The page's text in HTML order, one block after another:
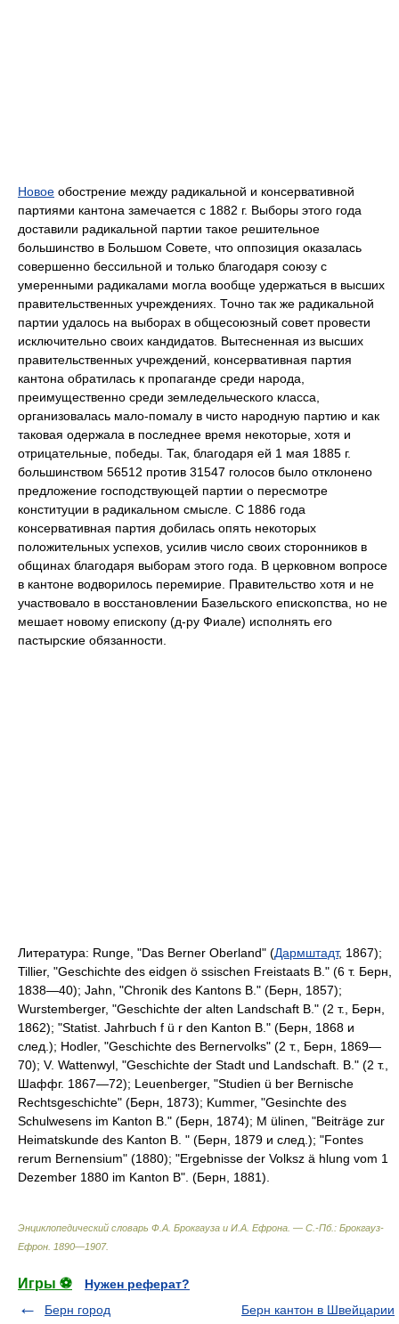
Новое обострение между радикальной и консервативной
партиями кантона замечается с 1882 г. Выборы этого года
доставили радикальной партии такое решительное
большинство в Большом Совете, что оппозиция оказалась
совершенно бессильной и только благодаря союзу с
умеренными радикалами могла вообще удержаться в высших
правительственных учреждениях. Точно так же радикальной
партии удалось на выборах в общесоюзный совет провести
исключительно своих кандидатов. Вытесненная из высших
правительственных учреждений, консервативная партия
кантона обратилась к пропаганде среди народа,
преимущественно среди земледельческого класса,
организовалась мало-помалу в чисто народную партию и как
таковая одержала в последнее время некоторые, хотя и
отрицательные, победы. Так, благодаря ей 1 мая 1885 г.
большинством 56512 против 31547 голосов было отклонено
предложение господствующей партии о пересмотре
конституции в радикальном смысле. С 1886 года
консервативная партия добилась опять некоторых
положительных успехов, усилив число своих сторонников в
общинах благодаря выборам этого года. В церковном вопросе
в кантоне водворилось перемирие. Правительство хотя и не
участвовало в восстановлении Базельского епископства, но не
мешает новому епископу (д-ру Фиале) исполнять его
пастырские обязанности.
Литература: Runge, "Das Berner Oberland" (Дармштадт, 1867);
Tillier, "Geschichte des eidgen ö ssischen Freistaats B." (6 т. Берн,
1838—40); Jahn, "Chronik des Kantons B." (Берн, 1857);
Wurstemberger, "Geschichte der alten Landschaft B." (2 т., Берн,
1862); "Statist. Jahrbuch f ü r den Kanton B." (Берн, 1868 и
след.); Hodler, "Geschichte des Bernervolks" (2 т., Берн, 1869—
70); V. Wattenwyl, "Geschichte der Stadt und Landschaft. B." (2 т.,
Шаффг. 1867—72); Leuenberger, "Studien ü ber Bernische
Rechtsgeschichte" (Берн, 1873); Kummer, "Gesinchte des
Schulwesens im Kanton B." (Берн, 1874); M ülinen, "Beiträge zur
Heimatskunde des Kanton B. " (Берн, 1879 и след.); "Fontes
rerum Bernensium" (1880); "Ergebnisse der Volksz ä hlung vom 1
Dezember 1880 im Kanton B". (Берн, 1881).
Энциклопедический словарь Ф.А. Брокгауза и И.А. Ефрона. — С.-Пб.: Брокгауз-
Ефрон 1890—1907.
Игры ⚽
Нужен реферат?
Берн город
Берн кантон в Швейцарии